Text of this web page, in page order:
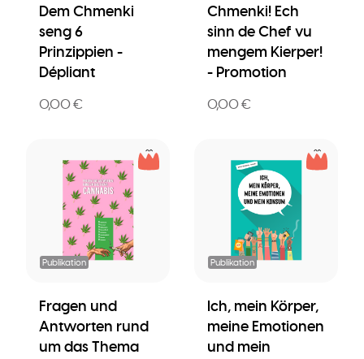
Dem Chmenki
seng 6
Prinzippien -
Dépliant
0,00 €
Chmenki! Ech
sinn de Chef vu
mengem Kierper!
- Promotion
0,00 €
Publikation
Fragen und
Antworten rund
um das Thema
Publikation
Ich, mein Körper,
meine Emotionen
und mein